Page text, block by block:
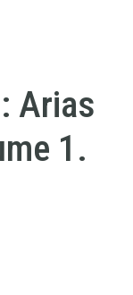
Arias
1.